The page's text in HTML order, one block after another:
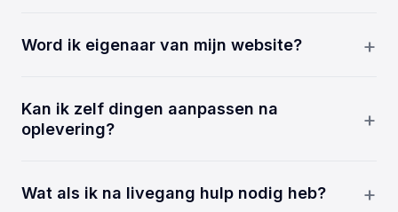
tot 7 werkdagen; grotere projecten iets langer. De
Word ik eigenaar van mijn website?
jou. Je zit niet aan ons vast om er iets aan te
veranderen.
Kan ik zelf dingen aanpassen na
oplevering?
oplevering zien hoe alles werkt. Wil je het liever uit
Wat als ik na livegang hulp nodig heb?